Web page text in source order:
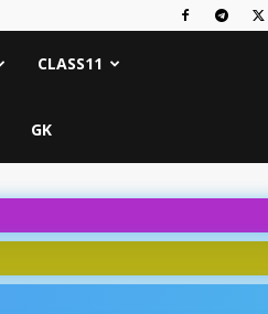
CLASS11
GK